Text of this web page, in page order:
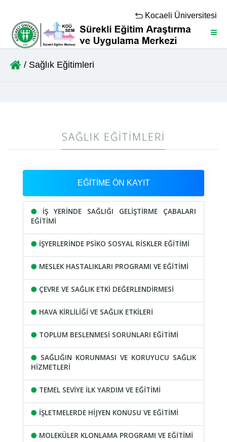
Kocaeli Üniversitesi
/ Sağlık Eğitimleri
SAĞLIK EĞITIMLERI
EĞİTİME ÖN KAYIT
İŞ YERİNDE SAĞLIĞI GELİŞTİRME ÇABALARI
EĞİTİMİ
İŞYERLERİNDE PSİKO SOSYAL RİSKLER EĞİTİMİ
MESLEK HASTALIKLARI PROGRAMI VE EĞİTİMİ
ÇEVRE VE SAĞLIK ETKİ DEĞERLENDİRMESİ
HAVA KİRLİLİĞİ VE SAĞLIK ETKİLERİ
TOPLUM BESLENMESİ SORUNLARI EĞİTİMİ
SAĞLIĞIN KORUNMASI VE KORUYUCU SAĞLIK
HİZMETLERİ
TEMEL SEVİYE İLK YARDIM VE EĞİTİMİ
İŞLETMELERDE HİJYEN KONUSU VE EĞİTİMİ
MOLEKÜLER KLONLAMA PROGRAMI VE EĞİTİMİ